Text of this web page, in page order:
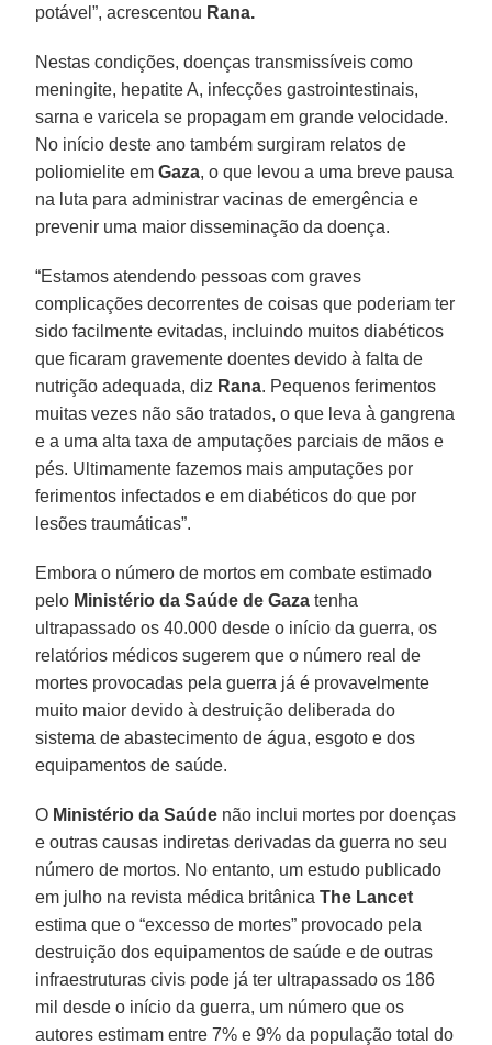
potável”, acrescentou Rana.
Nestas condições, doenças transmissíveis como
meningite, hepatite A, infecções gastrointestinais,
sarna e varicela se propagam em grande velocidade.
No início deste ano também surgiram relatos de
poliomielite emGaza, o que levou a uma breve pausa
na luta para administrar vacinas de emergência e
prevenir uma maior disseminação da doença.
“Estamos atendendo pessoas com graves
complicações decorrentes de coisas que poderiam ter
sido facilmente evitadas, incluindo muitos diabéticos
que ficaram gravemente doentes devido à falta de
nutrição adequada, diz Rana. Pequenos ferimentos
muitas vezes não são tratados, o que leva à gangrena
e a uma alta taxa de amputações parciais de mãos e
pés. Ultimamente fazemos mais amputações por
ferimentos infectados e em diabéticos do que por
lesões traumáticas”.
Embora o número de mortos em combate estimado
pelo Ministério da Saúde de Gaza tenha
ultrapassado os 40.000 desde o início da guerra, os
relatórios médicos sugerem que o número real de
mortes provocadas pela guerra já é provavelmente
muito maior devido à destruição deliberada do
sistema de abastecimento de água, esgoto e dos
equipamentos de saúde.
O Ministério da Saúde não inclui mortes por doenças
e outras causas indiretas derivadas da guerra no seu
número de mortos. No entanto, um estudo publicado
em julho na revista médica britânicaThe Lancet
estima que o “excesso de mortes” provocado pela
destruição dos equipamentos de saúde e de outras
infraestruturas civis pode já ter ultrapassado os 186
mil desde o início da guerra, um número que os
autores estimam entre 7% e 9% da população total do